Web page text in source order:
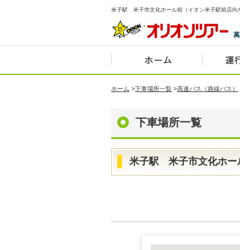
米子駅 米子市文化ホール前（イオン米子駅前店向
ホーム >下車場所一覧 >高速バス（路線バス）
下車場所一覧
米子駅 米子市文化ホー